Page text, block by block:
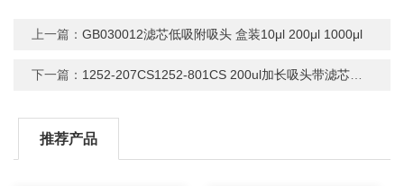
上一篇：GB030012滤芯低吸附吸头 盒装10μl 200μl 1000μl
下一篇： 1252-207CS1252-801CS 200ul加长吸头带滤芯无菌盒装 移液器
推荐产品